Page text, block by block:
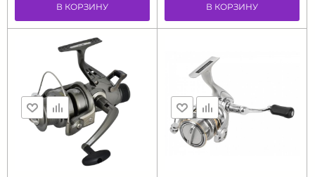
В КОРЗИНУ В КОРЗИНУ